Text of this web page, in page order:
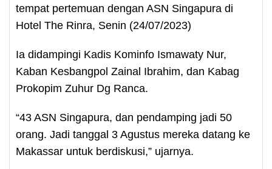
tempat pertemuan dengan ASN Singapura di
Hotel The Rinra, Senin (24/07/2023)
Ia didampingi Kadis Kominfo Ismawaty Nur,
Kaban Kesbangpol Zainal Ibrahim, dan Kabag
Prokopim Zuhur Dg Ranca.
“43 ASN Singapura, dan pendamping jadi 50
orang. Jadi tanggal 3 Agustus mereka datang ke
Makassar untuk berdiskusi,” ujarnya.